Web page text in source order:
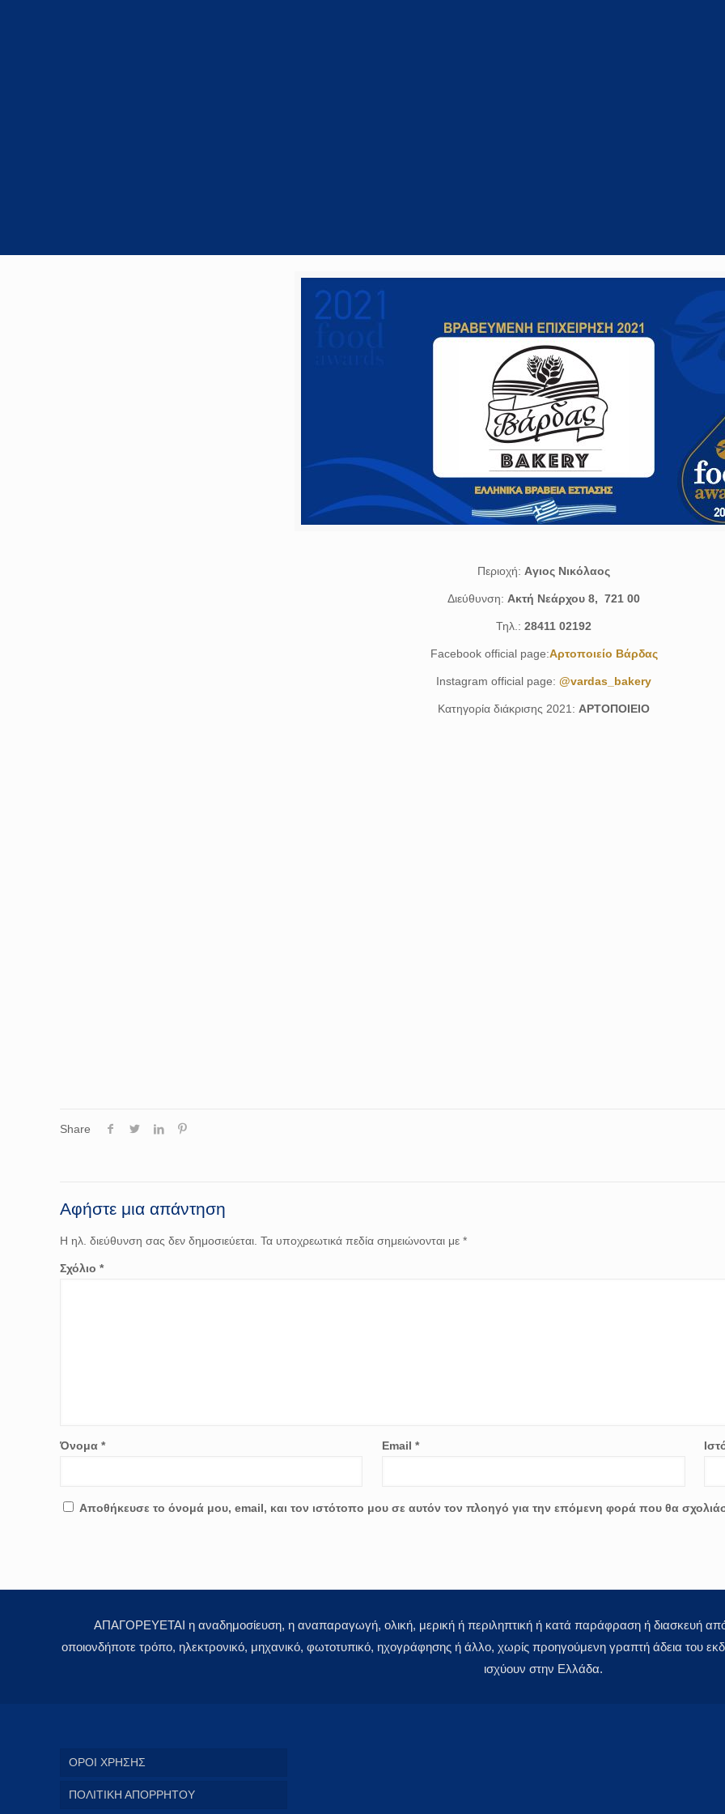
Περιοχή: Aγιος Νικόλαος
Διεύθυνση: Ακτή Νεάρχου 8, 721 00
Τηλ.: 28411 02192
Facebook official page:Αρτοποιείο Βάρδας
Instagram official page: @vardas_bakery
Κατηγορία διάκρισης 2021: ΑΡΤΟΠΟΙΕΙΟ
Share
Αφήστε μια απάντηση
Η ηλ. διεύθυνση σας δεν δημοσιεύεται. Τα υποχρεωτικά πεδία σημειώνονται με*
Σχόλιο*
Όνομα* Email*
Αποθήκευσε το όνομά μου, email, και τον ιστότοπο μου σε αυτόν τον πλοηγό για την επόμενη φορά που θα
ΑΠΑΓΟΡΕΥΕΤΑΙ η αναδημοσίευση, η αναπαραγωγή, ολική, μερική ή περιληπτική ή κατά παράφραση ή διασκευή
οποιονδήποτε τρόπο, ηλεκτρονικό, μηχανικό, φωτοτυπικό, ηχογράφησης ή άλλο, χωρίς προηγούμενη γραπτή άδεια του
ισχύουν στην Ελλάδα.
ΟΡΟΙ ΧΡΗΣΗΣ
ΠΟΛΙΤΙΚΗ ΑΠΟΡΡΗΤΟΥ